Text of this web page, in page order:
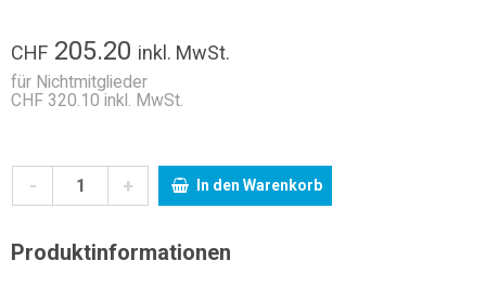
CHF 205.20 inkl. MwSt.
für Nichtmitglieder
CHF 320.10 inkl. MwSt.
- + In den Warenkorb
Produktinformationen